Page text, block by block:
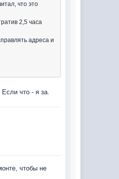
что это
2,5 часа
адреса и
Если что - я за.
чтобы не